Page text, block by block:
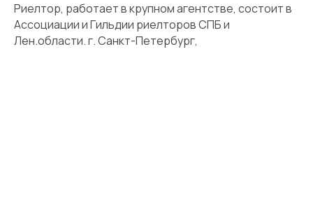
Риелтор, работает в крупном агентстве, состоит в
Ассоциации и Гильдии риелторов СПБ и
Лен.области. г. Санкт-Петербург,